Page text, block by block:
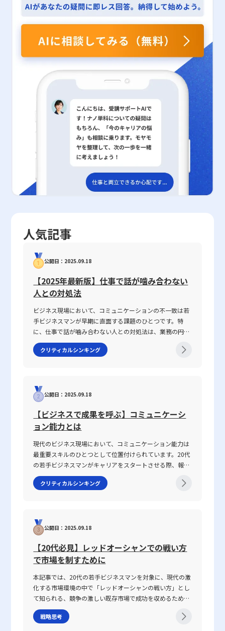
り、今後のキャリアにおいて大きな武器となるはずです。 本記事
的な意思決定を行う上での一助となることを願っています。度数分
布の理論と実務的な作成方法を正確に理解し、将来的なビジネスシ
ーンでの活躍にぜひお役立てください。
数のセキュリティソリューションを統合した運用が求められ、レピ
ュテーションはその一翼を担うものとして位置付けられています。
近年のサイバー攻撃の多様化や巧妙化を鑑みると、レピュテーショ
ンの自動監視機能が持つ有用性はさらに高まっていると言えるでし
ょう。 他のセキュリティ対策との連携と実践例 レピュテーション
技術を効果的に利用するためには、同時に他のセキュリティ対策と
連携させることが不可欠です。企業内部のセキュリティポリシーと
して、OSやシステムの定期アップデートを怠らず、最新のセキュ
リティパッチの適用を徹底することが第一歩です。また、Web無害
化技術によって、危険なスクリプトや不正コンテンツの排除を図る
ことも非常に重要です。さらに、パスワード管理の徹底や多要素認
証の導入は、アカウントの不正アクセスを防ぐ上で必須の対策と考
業や個人が情報資産を保護するための強力なツールとして、ますま
す注目されています。本記事では、レピュテーションの基本概念、
具体的な仕組み、評価基準、さらにはドメイン、IP、Webといった
多角的な視点からの評価方法について解説しました。同時に、レピ
ュテーションの利用によって得られる幅広いセキュリティ強化効
果、運用負荷の軽減、ならびにサーバーリソースの最適化など、そ
無害化、パスワード管理やセキュリティ対策ソフトなど、その他の
にとって、セキュリティ対策は単なる技術的な問題にとどまらず、
ビジネスの信頼性やブランド価値の向上にも直接関わる重要な課題
です。今後、情報漏洩や不正アクセスといったサイバー攻撃のリス
クがさらに高度化する中で、レピュテーションをはじめとする多角
的なセキュリティ対策の理解と適切な運用が求められるでしょう。
最先端の技術情報と実践的な対策を常に学習し、企業全体の安全性
を高めるための積極的な取り組みが、今後のビジネス成功の鍵とな
るに違いありません。
構築にも寄与するものです。ただし、楽観的な未来認識を促すにあ
たっては、現実のリスクや課題を見据える姿勢とのバランスが必要
であり、十分なサポート体制の整備や多角的なアプローチが求めら
れます。今後は、現場における具体的な介入策の開発や個々人の時
間観を改善するためのプログラムの導入が、先延ばし行動のさらな
る抑制と精神的豊かさの向上に向けた重要な課題となるでしょう。
結果として、未来に対する希望を具体的な行動計画に落とし込み、
精神的な安らぎと活力を獲得するための有効な手段として、今回の
研究成果はいかなるビジネスパーソンにとっても貴重な示唆を与え
るものとなっています。また、この研究が掲げる理念は、ムーンシ
ョット目標9で示される「2050年までに精神的に豊かで躍動的な社
会を実現する」という長期ビジョンにおいても重要な一石を投じる
ものであり、今後の研究および実務においても継続的な検討と発展
す。これに対して、業務プロセスやチーム内のコミュニケーショ
の自己評価や上司評価、または360度評価などを取り入れることに
より、より包括的な評価が実現可能となります。 定量的・定性的
の使い分けは、業種や業務内容、さらには企業文化によっても最適
なバランスが異なります。例えば、エンジニアリングや製造業のよ
うに成果が数字に現れやすい業界では、定量的評価が重視される傾
向にあります。一方、サービス業やクリエイティブ分野では、顧客
満足度や従業員の創造性、チームワークなど、定性的な要素を重視
する必要があるため、両者を統合した評価システムが重要となりま
す。また、企業の成長段階や市場環境によっても評価手法を柔軟に
変更することが、持続的な改善と競争優位の確保につながります。
さらに、現代のビジネス環境ではデジタルツールの活用が進み、タ
レントマネジメントシステムなどを用いて社内データの一元化や見
える化が推進されています。これにより、定量的なデータだけでな
く、定性的なデータも効率的に収集・分析することが可能となり、
全体としての評価精度が向上します。デジタルツールの有効活用に
より、過去の業績だけでなく、将来の成長予測や課題抽出にもつな
がるため、戦略的な経営判断に大きなアドバンテージをもたらすと
方で、評価基準の設定や評価者間でのコミュニケーションの仕組み
は、明確なフィードバックループを設け、評価結果が個々のキャリ
アアップや組織改善に反映されるようなシステム構築が求められま
定量目標と定性目標という二種類のアプローチが存在します。定量
目標は、例えば「月間売上○○万円」「新規契約数○件」など、明
確に数値で表現できる具体的な目標を設定します。そのメリット
は、目標達成の進捗を具体的な数字で測定でき、業績改善のための
施策の効果が一目瞭然になる点にあります。また、関係者全員が同
じ指標を共有できるため、組織全体の連携が取りやすくなるのも大
きな利点です。 一方、定性目標は、数値化が困難な「質」に焦点
れます。これらは、単なる数字では表しきれない行動や意識、企業
風土を改善するための目標設定として有効です。ただし、定性目標
ィードバックの仕組みが不可欠となります。また、定量的評価との
併用により、目標達成に向けたバランスの取れたアプローチが求め
いて、定量的評価と定性的評価のどちらも適用する場合、いくつか
の注意点が存在します。まず、評価者自身の主観が評価結果に強く
影響を及ぼさないよう、評価基準の標準化が必要です。このために
は、評価項目ごとに具体的な基準や尺度を設定し、全員が共通認識
を持つことが必須となります。さらに、定量的なデータと定性的な
るよう工夫が求められます。 また、評価結果をもとにしたフィー
ドバックは、単なる数値評価に留まらず、社員のキャリア形成や成
長促進に資するものであるべきです。そのため、定期的な面談や
1on1ミーティングの機会を設け、評価結果について対話を行うこ
とで、社員一人ひとりのモチベーション向上や業務改善につなげる
ことが可能となります。こうした取り組みは、組織全体のパフォー
マンス向上につながると同時に、社員の納得感を醸成し、長期的な
視点で企業の成長を支える重要な要素となります。 まとめ 以上、
いて、その基本概念、メリット・デメリット、ならびに実際のビジ
に、ベータ値は過去のデータに基づいて算出されるため、未来の株
価動向を必ずしも正確に予測するものではありません。市場の構造
変化や企業の経営戦略の大幅な転換が起こった場合、過去の相関関
係が崩れる可能性があるため、最新の情報や市場の状況を総合的に
判断することが求められます。 第二に、ベータ値は市場指数との
連動性を示すため、企業固有のリスク、たとえば経営者の交代や新
規事業の失敗など、個別のリスク要因は反映されていない点に留意
する必要があります。そのため、ベータ値のみを依拠して銘柄選定
を行うと、企業特有のリスクを見落としてしまう可能性があるた
め、複数の評価指標との組み合わせが重要です。 第三に、高いベ
ータ値を持つ銘柄は、上昇相場においては市場平均を上回るリター
ンを期待できる一方、下落相場では大幅な損失リスクを伴うことが
多いため、リスク管理が不十分な状態での投資は非常に危険です。
特に、投資初心者やリスク回避志向の投資家が高ベータ値銘柄に過
度に依存することは避けるべきであり、損切りルールや資金の分散
投資の実践が求められます。 さらに、過去のボラティリティが高
い企業であっても、企業の成長戦略や産業のトレンドが大きく変化
する場合は、ベータ値自体が急激に変動するリスクがあります。ま
た、経済環境の変動や金利政策、国際情勢の影響が及ぶ中で、ベー
す意味や限界を正確に理解することが、正しい銘柄選定やリスク管
標をバランスよく組み合わせ、短期的な市場の動向だけでなく、長
期的な企業成長の可能性や外部環境の変化を十分に考慮する必要が
あります。 まとめ 本記事では、ベータ値という指標の定義やその
算出方法、そして銘柄選びやリスク管理における利用方法について
詳しく解説してきました。ベータ値は、株価指数に対する個別銘柄
の感応度を示す数値として、市場全体との連動性を測る有用な指標
ですが、一方で過去のデータに依存するため、未来の動向を保証す
るものではありません。また、企業固有のリスクや市場環境の変化
といった要因は必ずしも反映されていないため、投資判断を行う際
には他のファンダメンタルズ指標との総合的な分析が求められま
投資目的に応じた銘柄選びを行うことが、成功への鍵となります。
また、上昇相場では高ベータ値銘柄が大きなリターンを期待できる
一方、下落局面ではリスクが顕在化するため、慎重な資金管理や損
切りルールの厳格な運用が不可欠です。このように、ベータ値の正
に努めることが、長期的な投資成功につながるでしょう。 さら
に、近年の市場環境の変化やテクノロジーの進展に伴い、今後もベ
ータ値を含むリスク評価の手法は進化していくと考えられます。そ
れに伴い、投資家自身も学び続け、最新の知識を取り入れる姿勢が
求められるでしょう。経済のグローバル化やデジタルトランスフォ
のベータ値の考え方をベースとしつつ、最新の市場動向や国際情
勢、さらには新たなリスク評価手法との併用を通じて、自らの投資
タ値は銘柄選定における有力な判断材料の一つですが、単独の指標
として万能ではない点に留意する必要があります。リスクとリター
ンのバランスを見極めるための一つのツールとして位置づけ、企業
の成長性、業界の動向、さらには世界経済全体の変化と合わせた多
角的な分析が、投資判断の精度向上に寄与することでしょう。今後
意味と限界を正しく把握し、実践的な投資戦略の構築に役立てるこ
とが重要です。
人気記事
公開日：2025.09.18
【2025年最新版】仕事で話が噛み合わない
人との対処法
ビジネス現場において、コミュニケーションの不一致は若
手ビジネスマンが早期に直面する課題のひとつです。特
に、仕事で話が噛み合わない人との対処法は、業務の円滑
な遂行や信頼関係の構築に直結する重要なテーマです。
2025年の現代において、情報の多様化や働き方の変化が進
では、なぜ「話が噛み合わない状態」が生じるのか、その
原因と背景を整理するとともに、仕事で話が噛み合わない
マンが抱えるコミュニケーションギャップについて、論理
的思考を交えて解説し、実務で役立つヒントを提供しま
「話がかみ合わない状態」とは、意図や目的の認識のズ
レ、情報の伝達不足、さらには前提条件の違いにより、相
手と効果的なコミュニケーションが図れない状況を指しま
す。多くの場合、このような現象は一方的な問題ではな
く、双方の認識の不一致や話の抽象度が高すぎることから
わらないことが挙げられます。前提条件や目的が共有され
ていない場合、会話は容易に脱線し、誤解を生む原因とな
ります。さらに、個々の話し方の好みや知識量の違い、さ
らには一方の思考が整理されずに抽象的な言葉で表現され
る場合、双方の話の噛み合わなさは一層深刻になります。
話がかみ合わない現象は、単なるコミュニケーションのミ
スではなく、現代ビジネスにおける意思疎通の複雑さと密
接に関わっています。企業内の組織体制や情報共有の仕組
事で話が噛み合わない人との対処法を模索する上での鍵と
クリティカルシンキング
公開日：2025.09.18
【ビジネスで成果を呼ぶ】コミュニケーシ
ョン能力とは
現代のビジネス現場において、コミュニケーション能力は
最重要スキルのひとつとして位置付けられています。20代
の若手ビジネスマンがキャリアをスタートさせる際、報
告・連絡・相談はもちろん、上司・部下、部署間、さらに
は対外の取引先との関係構築にもおいて、この能力は不可
構成要素、日々の実践方法、注意すべきポイントまで、専
門性の高い視点で徹底解説します。また、ICTツールが急
在する現代において、コミュニケーション能力がどのよう
に成果に結び付くのか、その背景と実践的な鍛え方につい
ミュニケーション能力とは、単に情報を伝えるだけではな
く、相手の反応を予測し、意思疎通を円滑にするための高
度なスキルを指します。ビジネスにおいては、報連相やプ
レゼンテーション、会議、さらにはオンラインツールを介
した対話など、多岐にわたるシーンで求められます。この
クリティカルシンキング
公開日：2025.09.18
【20代必見】レッドオーシャンでの戦い方
で市場を制すために
本記事では、20代の若手ビジネスマンを対象に、現代の激
化する市場環境の中で「レッドオーシャンの戦い方」とし
て知られる、競争の激しい既存市場で成功を収めるための
戦略や心得について、最新の事例とともに解説します。グ
ローバル化が進み、テクノロジーの急速な発展や市場環境
戦略思考